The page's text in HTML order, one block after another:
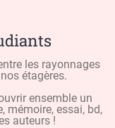
les rayonnages
étagères.
ensemble un
mémoire, essai, bd,
auteurs !